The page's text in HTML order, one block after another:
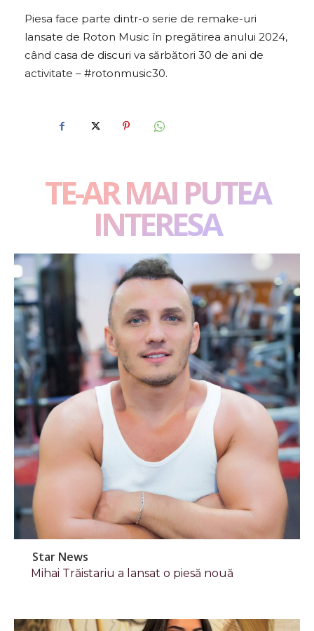
Piesa face parte dintr-o serie de remake-uri
lansate de Roton Music în pregătirea anului 2024,
când casa de discuri va sărbători 30 de ani de
activitate – #rotonmusic30.
TE-AR MAI PUTEA
INTERESA
Star News
Mihai Trăistariu a lansat o piesă nouă